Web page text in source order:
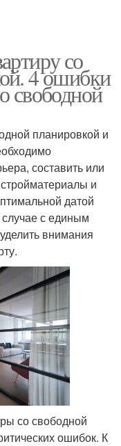
со
4 ошибки
свободной
планировкой и
составить или
и
датой
с единым
внимания
со свободной
ошибок. К